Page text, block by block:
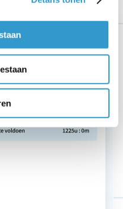
aan je bedrijf
zoals de
Dat kan je